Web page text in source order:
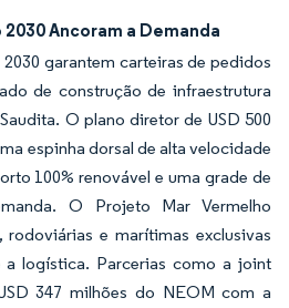
Ancoram a Demanda
garantem carteiras de pedidos
de construção de infraestrutura
O plano diretor de USD 500
espinha dorsal de alta velocidade
100% renovável e uma grade de
O Projeto Mar Vermelho
rodoviárias e marítimas exclusivas
logística. Parcerias como a joint
347 milhões do NEOM com a